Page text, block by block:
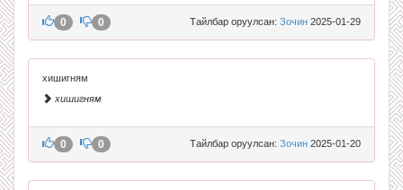
Тайлбар оруулсан: Зочин 2025-01-29
0 0
хишигням
хишигням
Тайлбар оруулсан: Зочин 2025-01-20
0 0